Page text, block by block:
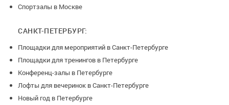
Спортзалы в Москве
САНКТ-ПЕТЕРБУРГ:
Площадки для мероприятий в Санкт-Петербурге
Площадки для тренингов в Петербурге
Конференц-залы в Петербурге
Лофты для вечеринок в Санкт-Петербурге
Новый год в Петербурге